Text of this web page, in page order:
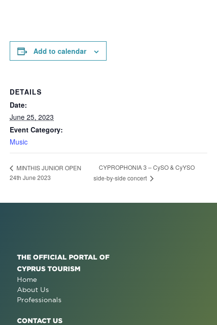
Add to calendar
DETAILS
Date:
June 25, 2023
Event Category:
Music
MINTHIS JUNIOR OPEN
24th June 2023
CYPROPHONIA 3 – CySO & CyYSO
side-by-side concert
THE OFFICIAL PORTAL OF
CYPRUS TOURISM
Home
About Us
Professionals
CONTACT US